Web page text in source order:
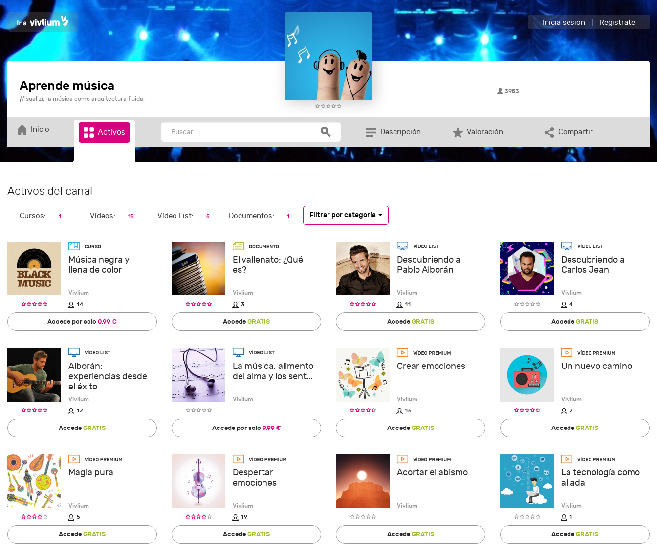
Inicia sesión Regístrate
Aprende música
¡Visualiza la música como arquitectura fluida!
3953
Inicio Activos Descripción Valoración Compartir
Activos del canal
Cursos: 1 Vídeos: 15 Vídeo List: 5 Documentos: 1 Filtrar por categoría
Música negra y
llena de color
Vivlium
14
Accede por solo0.99 €
El vallenato: ¿Qué
es?
Vivlium
3
AccedeGRATIS
Descubriendo a
Pablo Alborán
Vivlium
11
AccedeGRATIS
Descubriendo a
Carlos Jean
Vivlium
4
AccedeGRATIS
Alborán:
experiencias desde
el éxito
Vivlium
12
AccedeGRATIS
La música, alimento
del alma y los sent...
Vivlium
Accede por solo9.99 €
Crear emociones
Vivlium
15
AccedeGRATIS
Un nuevo camino
Vivlium
2
AccedeGRATIS
Magia pura
Vivlium
5
AccedeGRATIS
Despertar
emociones
Vivlium
19
AccedeGRATIS
Acortar el abismo
Vivlium
AccedeGRATIS
La tecnología como
aliada
Vivlium
1
AccedeGRATIS